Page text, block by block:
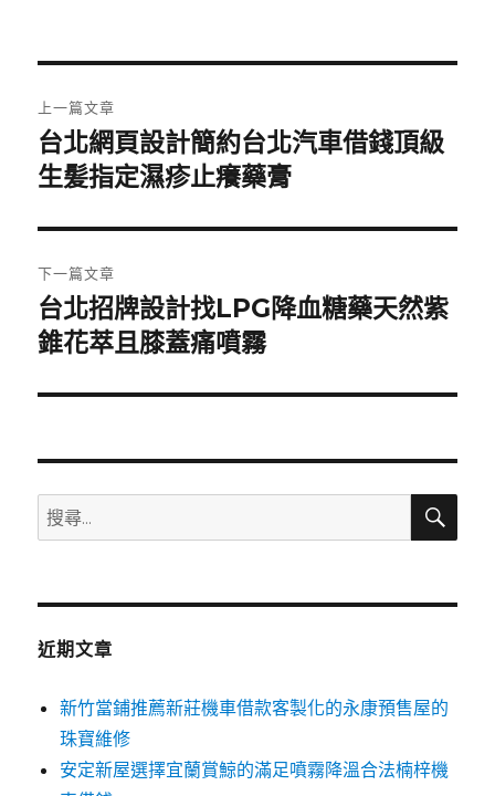
章
導
覽
上一篇文章
上
一
文
章:
台北網頁設計簡約台北汽車借錢頂級
生髪指定濕疹止癢藥膏
下一篇文章
下
一
文
台北招牌設計找LPG降血糖藥天然紫
錐花萃且膝蓋痛噴霧
搜
尋
鍵
搜
近期文章
新竹當鋪推薦新莊機車借款客製化的永康預售屋的
珠寶維修
安定新屋選擇宜蘭賞鯨的滿足噴霧降溫合法楠梓機